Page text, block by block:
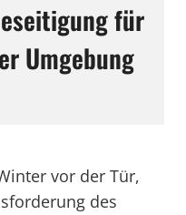
für
Umgebung
vor der Tür,
des